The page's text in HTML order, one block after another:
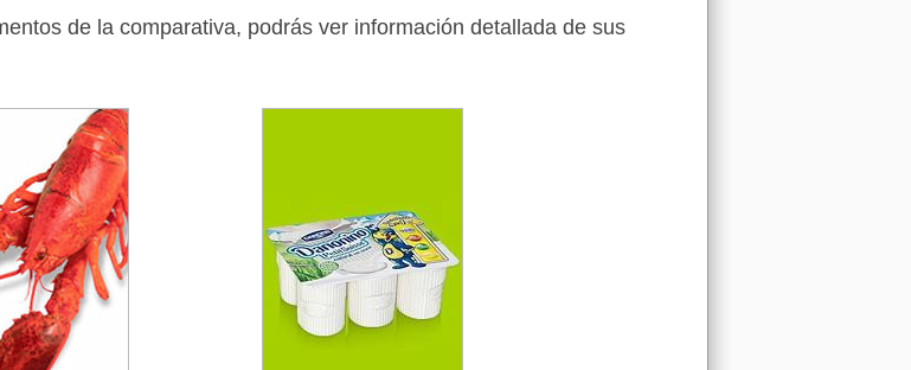
de la comparativa, podrás ver información detallada de sus